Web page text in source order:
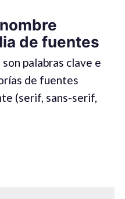
de fuentes
palabras clave e
de fuentes
(serif, sans-serif,